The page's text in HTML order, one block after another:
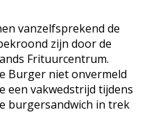
vanzelfsprekend de
zijn door de
Frituurcentrum.
Burger niet onvermeld
een vakwedstrijd tijdens
burgersandwich in trek